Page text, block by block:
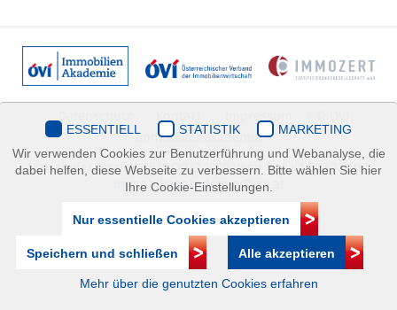
Immobilienakademie
Mariahilfer Straße 116/2.OG/2 1070 Wien | +43(1)505 32 50 |
immobilienakademie@ovi.at
ESSENTIELL STATISTIK
MARKETING
Wir verwenden Cookies zur Benutzerführung und Webanalyse, die
dabei helfen, diese Webseite zu verbessern. Bitte wählen Sie hier
Ihre Cookie-Einstellungen.
Nur essentielle Cookies akzeptieren
Speichern und schließen Alle akzeptieren
Mehr über die genutzten Cookies erfahren